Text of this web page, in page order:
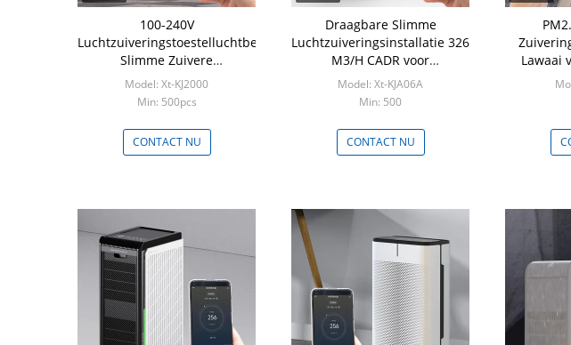
100-240V
Luchtzuiveringstoestelluchtbevochtiger,
Slimme Zuivere
Luchtzuiveringsinstallatie xt-
KJ2000
Model: Xt-KJ2000
Min: 500pcs
CONTACT NU
Draagbare Slimme
Luchtzuiveringsinstallatie 326
M3/H CADR voor
Allergieënrook
Model: Xt-KJA06A
Min: 500
CONTACT NU
Lawaai
Slimme
WIFI